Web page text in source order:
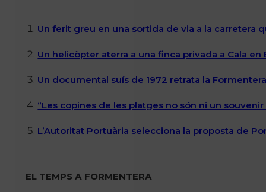
Un ferit greu en una sortida de via a la carretera
Un helicòpter aterra a una finca privada a Cala
Un documental suís de 1972 retrata la
“Les copines de les platges no són ni un
L’Autoritat Portuària selecciona la proposta de
EL TEMPS A FORMENTERA